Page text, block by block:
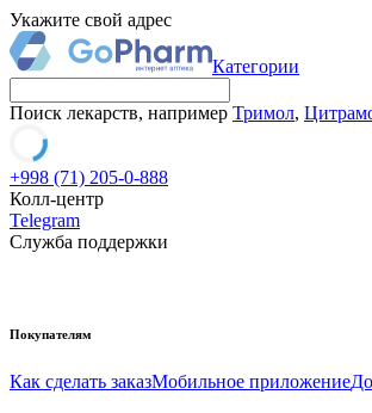
Укажите свой адрес
Категории
Поиск лекарств, например Тримол,
+998 (71) 205-0-888
Колл-центр
Telegram
Служба поддержки
Покупателям
Как сделать заказМобильное приложение